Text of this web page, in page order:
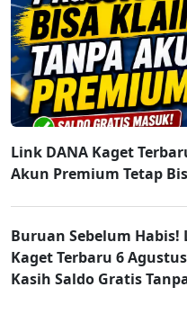
Link DANA Kaget
Akun Premium Tetap
Buruan Sebelum Habis!
Kaget Terbaru 6
Kasih Saldo Gratis